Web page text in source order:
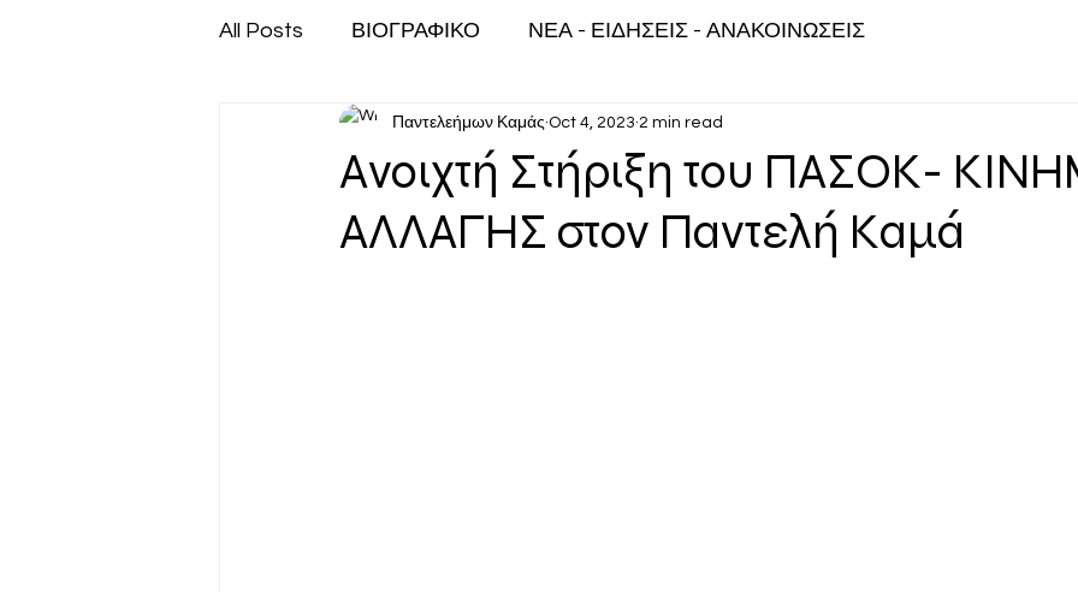
All Posts ΒΙΟΓΡΑΦΙΚΟ ΝΕΑ - ΕΙΔΗΣΕΙΣ - ΑΝΑΚΟΙΝΩΣΕΙΣ
Aνοιχτή Στήριξη του ΠΑΣΟΚ-
ΑΛΛΑΓΗΣ στον Παντελή Καμά
Παντελεήμων Καμάς Oct 4, 2023 2 min read